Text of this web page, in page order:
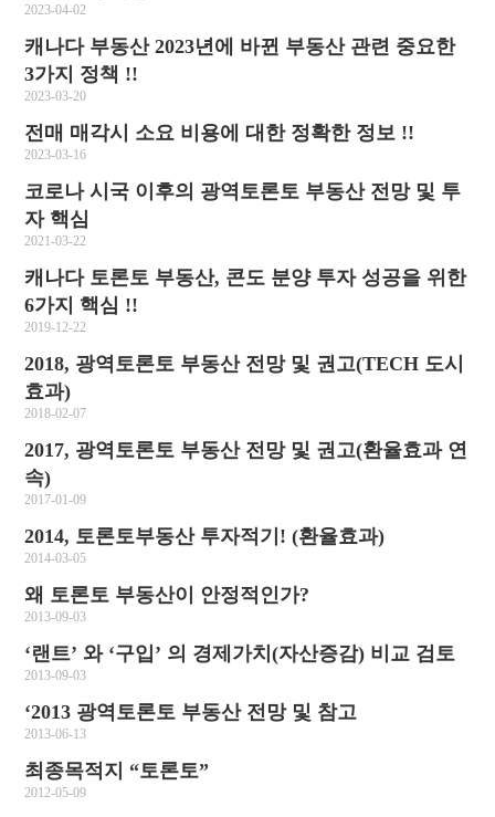
2023-04-02
캐나다 부동산 2023년에 바뀐 부동산 관련 중요한
3가지 정책 !!
2023-03-20
전매 매각시 소요 비용에 대한 정확한 정보 !!
2023-03-16
코로나 시국 이후의 광역토론토 부동산 전망 및 투
자 핵심
2021-03-22
캐나다 토론토 부동산, 콘도 분양 투자 성공을 위한
6가지 핵심 !!
2019-12-22
2018, 광역토론토 부동산 전망 및 권고(TECH 도시
효과)
2018-02-07
2017, 광역토론토 부동산 전망 및 권고(환율효과 연
속)
2017-01-09
2014, 토론토부동산 투자적기! (환율효과)
2014-03-05
왜 토론토 부동산이 안정적인가?
2013-09-03
‘랜트’ 와 ‘구입’ 의 경제가치(자산증감) 비교 검토
2013-09-03
‘2013 광역토론토 부동산 전망 및 참고
2013-06-13
최종목적지 “토론토”
2012-05-09